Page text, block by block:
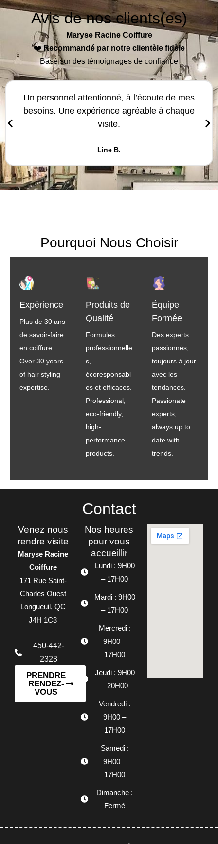
Avis de nos clients(es)
Maryse Racine Coiffure
❤️Recommandé par notre clientèle fidèle
Basé sur des témoignages de confiance
Un personnel attentionné, à l’écoute de mes
besoins. Une expérience agréable à chaque
visite.
Line B.
Pourquoi Nous Choisir
Expérience
Plus de 30 ans
de savoir-faire
en coiffure
Over 30 years
of hair styling
expertise.
Produits de
Qualité
Formules
professionnelle
s,
écoresponsabl
es et efficaces.
Professional,
eco-friendly,
high-
performance
products.
Équipe
Formée
Des experts
passionnés,
toujours à jour
avec les
tendances.
Passionate
experts,
always up to
date with
trends.
Contact
Venez nous
rendre visite
Maryse Racine
Coiffure
171 Rue Saint-
Charles Ouest
Longueuil, QC
J4H 1C8
450-442-
2323
PRENDRE
RENDEZ-
VOUS
Nos heures
pour vous
accueillir
Lundi : 9H00
– 17H00
Mardi : 9H00
– 17H00
Mercredi :
9H00 –
17H00
Jeudi : 9H00
– 20H00
Vendredi :
9H00 –
17H00
Samedi :
9H00 –
17H00
Dimanche :
Fermé